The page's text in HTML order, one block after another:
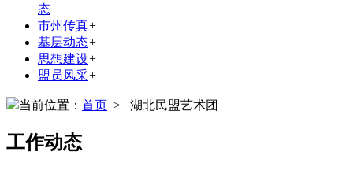
态
市州传真+
基层动态+
思想建设+
盟员风采+
当前位置： 首页 > 湖北民盟艺术团
工作动态